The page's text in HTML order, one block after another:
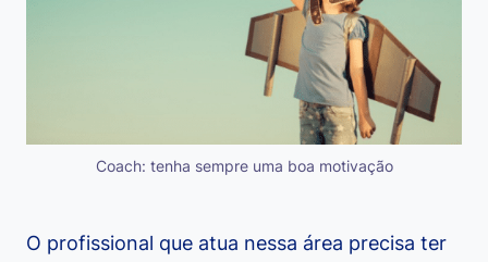
Coach: tenha sempre uma boa motivação
O profissional que atua nessa área precisa ter